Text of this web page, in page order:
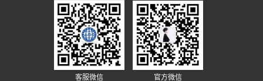
客服微信 官方微信